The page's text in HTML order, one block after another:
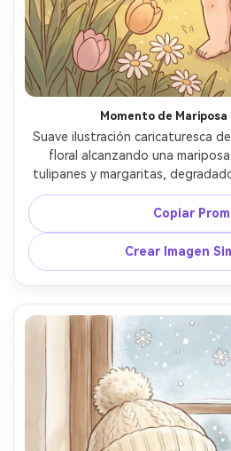
Momento de
Suave ilustración caricaturesca
floral alcanzando una
tulipanes y margaritas,
líneas limpias, sonrisa tierna,
cuento, escena muy detallada,
profundidad de
Copiar
Crear Imagen